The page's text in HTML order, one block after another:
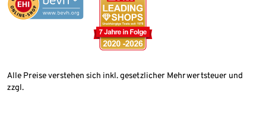
Alle Preise verstehen sich inkl. gesetzlicher Mehrwertsteuer und
zzgl.